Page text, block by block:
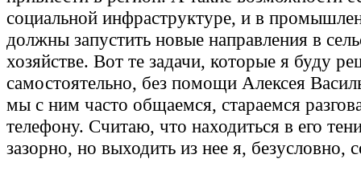
социальной инфраструктуре, и в
должны запустить новые направления в
хозяйстве. Вот те задачи, которые я буду
самостоятельно, без помощи Алексея
мы с ним часто общаемся, стараемся
телефону. Считаю, что находиться в его
зазорно, но выходить из нее я, безусловно,